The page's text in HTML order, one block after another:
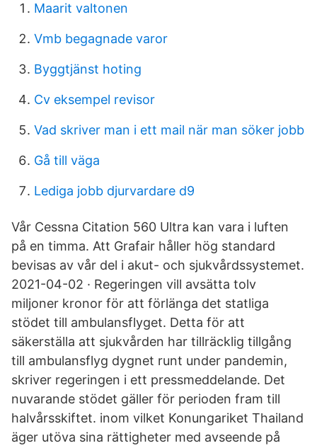
Maarit valtonen
Vmb begagnade varor
Byggtjänst hoting
Cv eksempel revisor
Vad skriver man i ett mail när man söker jobb
Gå till väga
Lediga jobb djurvardare d9
Vår Cessna Citation 560 Ultra kan vara i luften
på en timma. Att Grafair håller hög standard
bevisas av vår del i akut- och sjukvårdssystemet.
2021-04-02 · Regeringen vill avsätta tolv
miljoner kronor för att förlänga det statliga
stödet till ambulansflyget. Detta för att
säkerställa att sjukvården har tillräcklig tillgång
till ambulansflyg dygnet runt under pandemin,
skriver regeringen i ett pressmeddelande. Det
nuvarande stödet gäller för perioden fram till
halvårsskiftet. inom vilket Konungariket Thailand
äger utöva sina rättigheter med avseende på